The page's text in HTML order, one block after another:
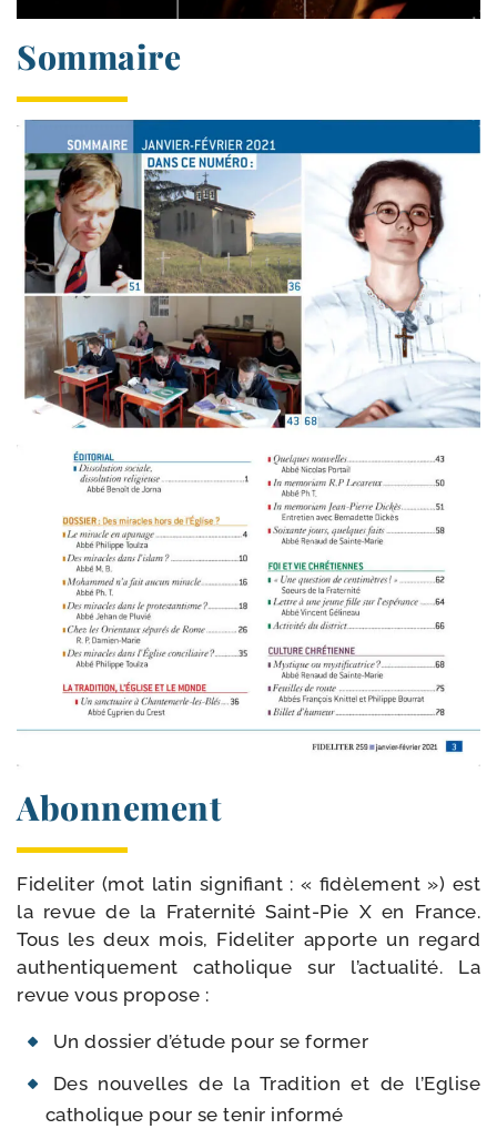
Sommaire
Abonnement
Fideliter (mot latin signi­fiant : « fidè­le­ment ») est
la revue de la Fraternité Saint-​Pie X en France.
Tous les deux mois, Fideliter apporte un regard
authen­ti­que­ment catho­lique sur l’ac­tua­li­té. La
revue vous propose :
Un dos­sier d’é­tude pour se former
Des nou­velles de la Tradition et de l’Eglise
catho­lique pour se tenir informé